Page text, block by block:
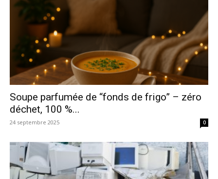
Soupe parfumée de “fonds de frigo” – zéro
déchet, 100 %...
24 septembre 2025 0